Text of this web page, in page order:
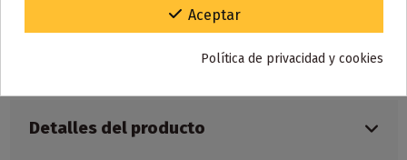
Sales de Nicotina: 2% 20mg/ml
Sabor: puro de Montecristo, café
Detalles del producto
Aceptar
Política de privacidad y cookies